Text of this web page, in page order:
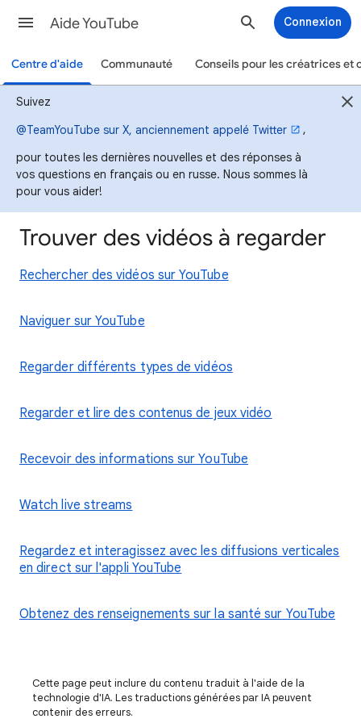
Aide YouTube Connexion
Centre d'aide Communauté Conseils pour les créatrices et
Suivez
@TeamYouTube sur X, anciennement appelé Twitter
,
pour toutes les dernières nouvelles et des réponses à
vos questions en français ou en russe. Nous sommes là
pour vous aider!
Trouver des vidéos à regarder
Rechercher des vidéos sur YouTube
Naviguer sur YouTube
Regarder différents types de vidéos
Regarder et lire des contenus de jeux vidéo
Recevoir des informations sur YouTube
Watch live streams
Regardez et interagissez avec les diffusions verticales
en direct sur l'appli YouTube
Obtenez des renseignements sur la santé sur YouTube
Cette page peut inclure du contenu traduit à l'aide de la
technologie d'IA. Les traductions générées par IA peuvent
contenir des erreurs.